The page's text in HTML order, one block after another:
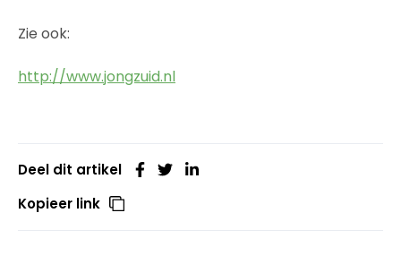
Zie ook:
http://www.jongzuid.nl
Deel dit artikel
Kopieer link